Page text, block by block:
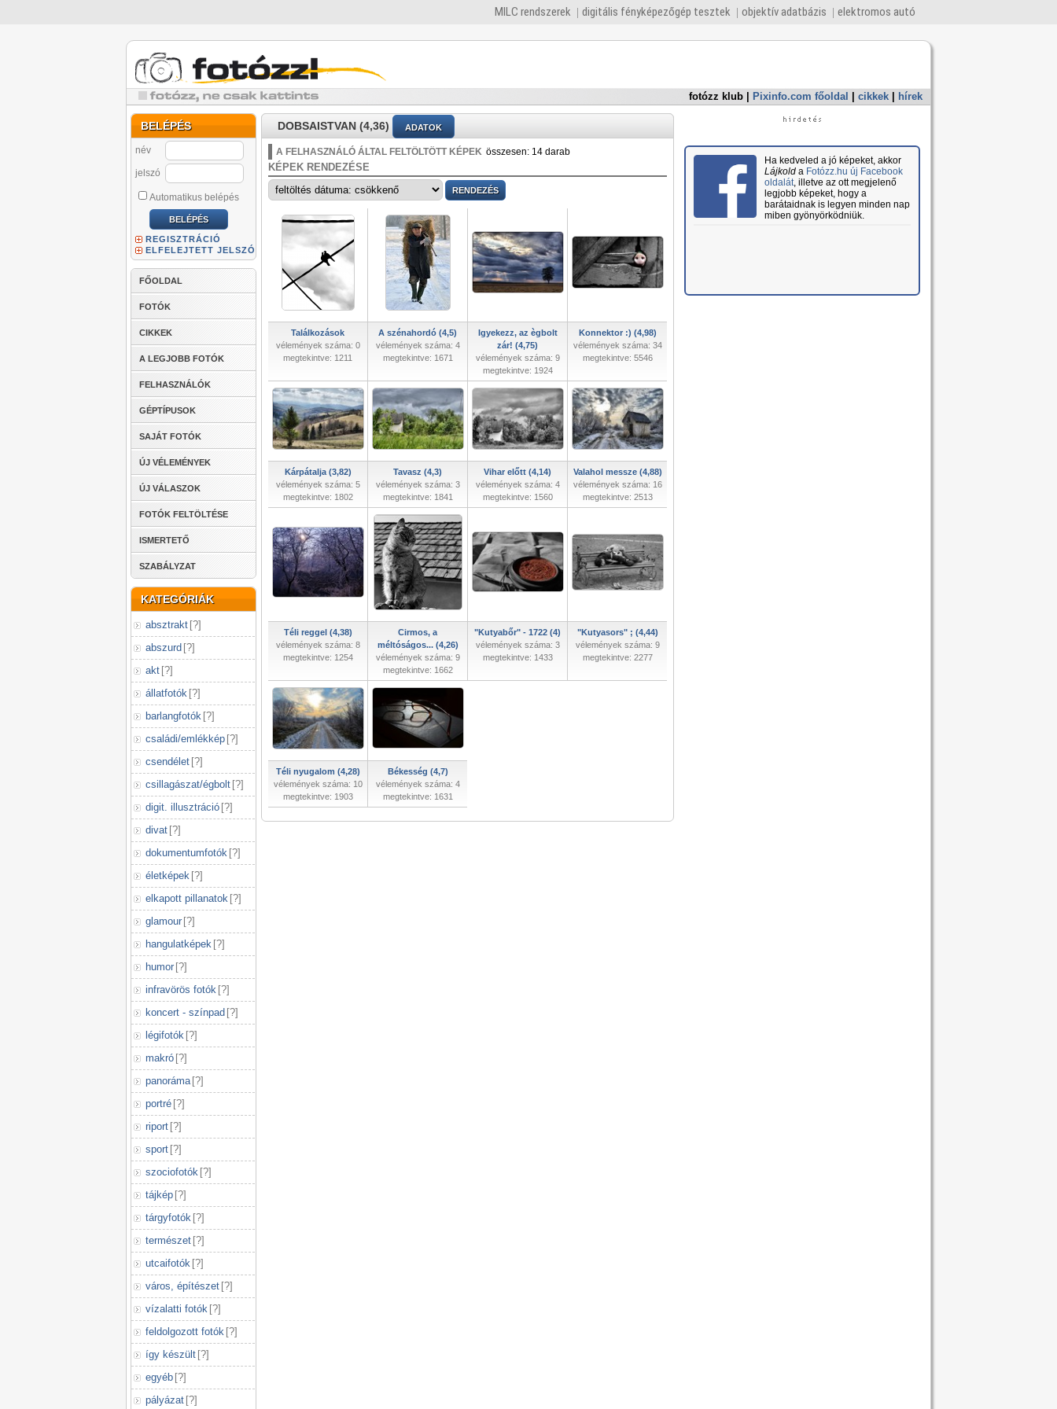
MILC rendszerek digitális fényképezőgép tesztek objektív adatbázis elektromos autó
fotózz klub Pixinfo.com főoldal cikkek hírek
BELÉPÉS
név
jelszó
Automatikus belépés
REGISZTRÁCIÓ
ELFELEJTETT JELSZÓ
FŐOLDAL
FOTÓK
CIKKEK
A LEGJOBB FOTÓK
FELHASZNÁLÓK
GÉPTÍPUSOK
SAJÁT FOTÓK
ÚJ VÉLEMÉNYEK
ÚJ VÁLASZOK
FOTÓK FELTÖLTÉSE
ISMERTETŐ
SZABÁLYZAT
KATEGÓRIÁK
absztrakt [?]
abszurd [?]
akt [?]
állatfotók [?]
barlangfotók [?]
családi/emlékkép [?]
csendélet [?]
csillagászat/égbolt [?]
digit. illusztráció [?]
divat [?]
dokumentumfotók [?]
életképek [?]
elkapott pillanatok [?]
glamour [?]
hangulatképek [?]
humor [?]
infravörös fotók [?]
koncert - színpad [?]
légifotók [?]
makró [?]
panoráma [?]
portré [?]
riport [?]
sport [?]
szociofotók [?]
tájkép [?]
tárgyfotók [?]
természet [?]
utcaifotók [?]
város, építészet [?]
vízalatti fotók [?]
feldolgozott fotók [?]
így készült [?]
egyéb [?]
pályázat [?]
DOBSAISTVAN (4,36) ADATOK
A FELHASZNÁLÓ ÁLTAL FELTÖLTÖTT KÉPEK összesen: 14 darab
KÉPEK RENDEZÉSE
Találkozások
vélemények száma: 0
megtekintve: 1211
A szénahordó (4,5)
vélemények száma: 4
megtekintve: 1671
Igyekezz, az ègbolt
zár! (4,75)
vélemények száma: 9
megtekintve: 1924
Konnektor :) (4,98)
vélemények száma: 34
megtekintve: 5546
Kárpátalja (3,82)
vélemények száma: 5
megtekintve: 1802
Tavasz (4,3)
vélemények száma: 3
megtekintve: 1841
Vihar előtt (4,14)
vélemények száma: 4
megtekintve: 1560
Valahol messze (4,88)
vélemények száma: 16
megtekintve: 2513
Téli reggel (4,38)
vélemények száma: 8
megtekintve: 1254
Cirmos, a
méltóságos... (4,26)
vélemények száma: 9
megtekintve: 1662
"Kutyabőr" - 1722 (4)
vélemények száma: 3
megtekintve: 1433
"Kutyasors" ; (4,44)
vélemények száma: 9
megtekintve: 2277
Téli nyugalom (4,28)
vélemények száma: 10
megtekintve: 1903
Békesség (4,7)
vélemények száma: 4
megtekintve: 1631
Ha kedveled a jó képeket, akkor
Lájkolda Fotózz.hu új Facebook
oldalát, illetve az ott megjelenő
legjobb képeket, hogy a
barátaidnak is legyen minden nap
miben gyönyörködniük.